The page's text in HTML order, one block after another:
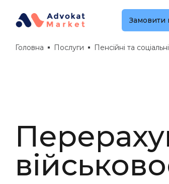
Замовити
Головна Послуги Пенсійні та